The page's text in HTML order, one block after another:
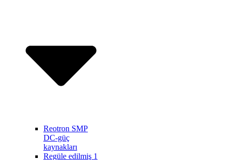
Reotron SMP
DC-güç
kaynakları
Regüle edilmiş 1